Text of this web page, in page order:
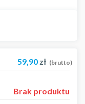
59,90 zł (brutto)
Brak produktu